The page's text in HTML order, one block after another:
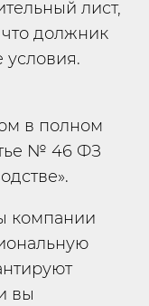
лист,
должник
в полном
№ 46 ФЗ
компании
вы